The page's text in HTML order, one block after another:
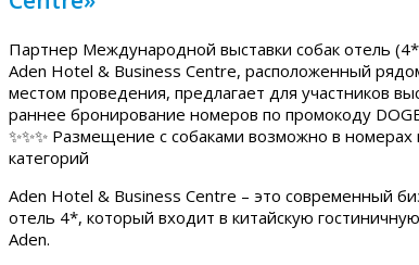
Партнер Международной выставки собак отель
Aden Hotel & Business Centre, расположенный
местом проведения, предлагает для участников
раннее бронирование номеров по промокоду
✨✨✨ Размещение с собаками возможно в номерах
категорий
Aden Hotel & Business Centre – это современный
отель 4*, который входит в китайскую
Aden.